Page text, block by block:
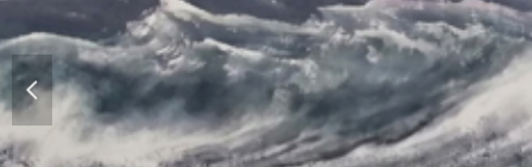
넳